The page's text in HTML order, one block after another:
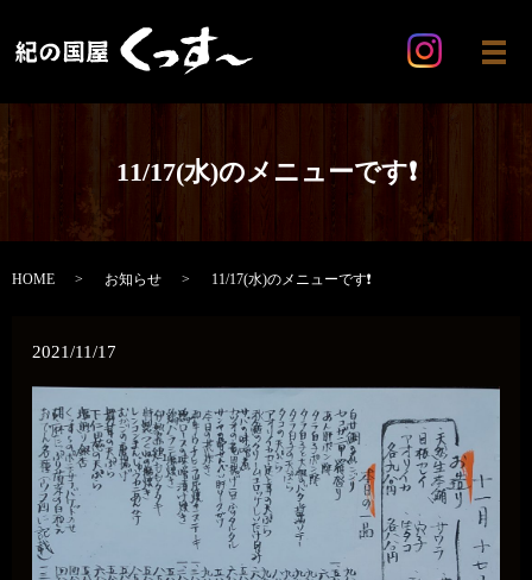
メ
11/17(水)のメニューです❗
HOME お知らせ 11/17(水)のメニューです❗
2021/11/17